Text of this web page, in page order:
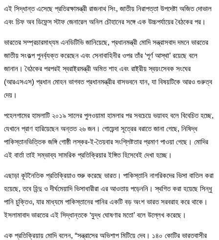
এই সিদ্ধান্ত এসেছে প্রতিরক্ষামন্ত্রী রাজনাথ সিং, জাতীয় নিরাপত্তা উপদেষ্টা অজিত দোভাল
এবং চিফ অব ডিফেন্স স্টাফ জেনারেল অনিল চৌহানের সঙ্গে এক উচ্চপর্যায়ের বৈঠকের পর।
ভারতের সম্প্রচারমাধ্যম এনডিটিভি জানিয়েছে, প্রধানমন্ত্রী মোদি সন্ত্রাসবাদ দমনে ভারতের
জাতীয় সংকল্প পুনর্ব্যক্ত করেছেন এবং সেনাবাহিনীর ওপর তাঁর ‘পূর্ণ আস্থা’ রয়েছে বলে
জানান। বৈঠকের পরপরই স্বরাষ্ট্রমন্ত্রী অমিত শাহ এবং রাষ্ট্রীয় স্বয়ংসেবক সংঘের
(আরএসএস) প্রধান মোহন ভাগবত প্রধানমন্ত্রীর বাসভবনে যান, যা বিষয়টিকে আরও গুরুত্ব
দেয়।
পহেলগামের হামলাটি ২০১৯ সালের পুলওয়ামা হামলার পর সবচেয়ে ভয়াবহ বলে বিবেচিত হচ্ছে,
যেখানে প্রাণ হারিয়েছেন অন্তত ২৬ জন। গোয়েন্দা সূত্রের বরাতে জানা গেছে, নিষিদ্ধ
পাকিস্তানভিত্তিক জঙ্গি গোষ্ঠী লস্কর-ই-তৈয়বার সংশ্লিষ্টতার প্রমাণ পাওয়া গেছে। মোদির
এই বার্তা তাই সম্ভাব্য সামরিক প্রতিক্রিয়ার ইঙ্গিত হিসেবেই দেখা হচ্ছে।
এছাড়া কূটনৈতিক প্রতিক্রিয়াও শুরু করেছে ভারত। পাকিস্তানি নাগরিকদের ভিসা বাতিল করা
হয়েছে, তবে হিন্দু ও দীর্ঘমেয়াদি ভিসাধারীরা এর আওতায় পড়েননি। স্থগিত করা হয়েছে সিন্ধু
পানি চুক্তিও, যার মাধ্যমে পাকিস্তানের পানির একটি বড় অংশ ভারত সরবরাহ করে থাকে।
ইসলামাবাদ ভারতের এই সিদ্ধান্তকে ‘যুদ্ধ ঘোষণার মতো’ বলে উল্লেখ করেছে।
এক প্রতিক্রিয়ায় মোদি বলেন, “সন্ত্রাসের অভিশাপ মিটিয়ে দেব। ১৪০ কোটির ভারতবাসীর